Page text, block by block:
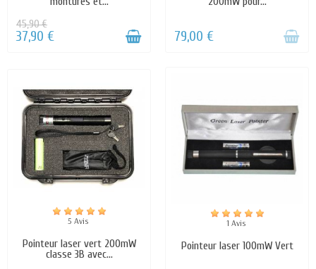
45,90 €
37,90 € 79,00 €
5 Avis
Pointeur laser vert 200mW
classe 3B avec...
1 Avis
Pointeur laser 100mW Vert